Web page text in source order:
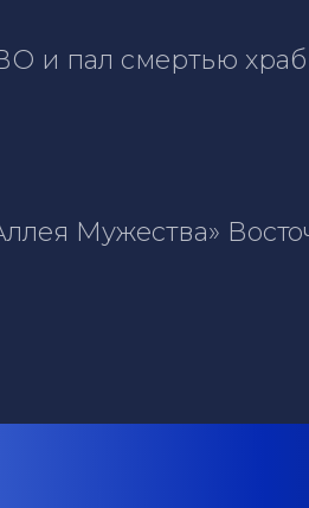
и пал смертью
Мужества»